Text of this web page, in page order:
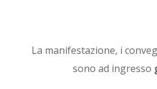
La manifestazione, i
sono ad ingresso